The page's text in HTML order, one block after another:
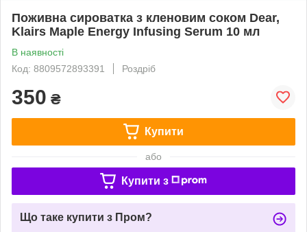
Поживна сироватка з кленовим соком Dear,
Klairs Maple Energy Infusing Serum 10 мл
В наявності
Код: 8809572893391
Роздріб
350 ₴
Купити
або
Купити з
Що таке купити з Пром?